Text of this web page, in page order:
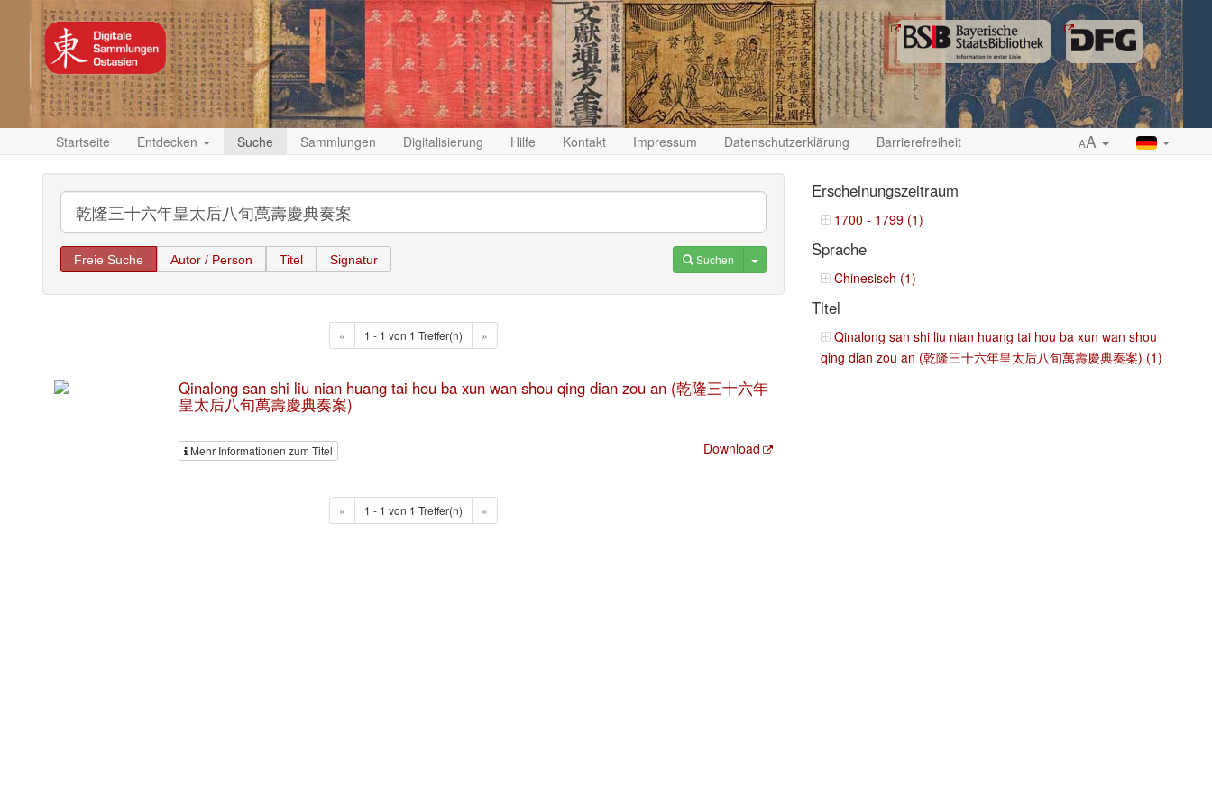
Startseite Entdecken Suche Sammlungen Digitalisierung Hilfe Kontakt Impressum Datenschutzerklärung Barrierefreiheit AA
Freie Suche Autor / Person Titel Signatur Suchen Toggle Dropdown
« 1 - 1 von 1 Treffer(n) »
Qinalong san shi liu nian huang tai hou ba xun wan shou qing dian zou an (乾隆三十六年
皇太后八旬萬壽慶典奏案)
Mehr Informationen zum Titel Download
« 1 - 1 von 1 Treffer(n) »
Erscheinungszeitraum
1700 - 1799 (1)
Sprache
Chinesisch (1)
Titel
Qinalong san shi liu nian huang tai hou ba xun wan shou
qing dian zou an (乾隆三十六年皇太后八旬萬壽慶典奏案) (1)